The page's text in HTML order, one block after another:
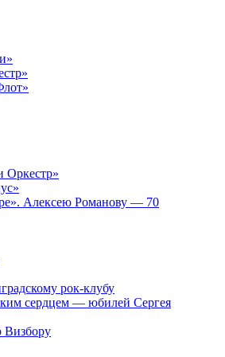
Оркестр»
Алексею Романову — 70
рок-клубу
сердцем — юбилей Сергея